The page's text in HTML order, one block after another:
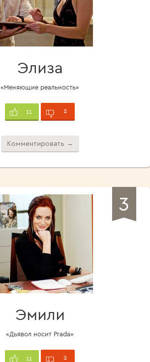
Элиза
«Меняющие реальность»
11 2
Комментировать →
3
Эмили
«Дьявол носит Prada»
11 2